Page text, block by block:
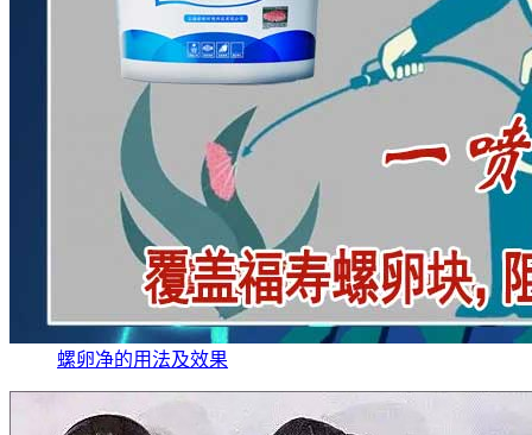
螺卵净的用法及效果